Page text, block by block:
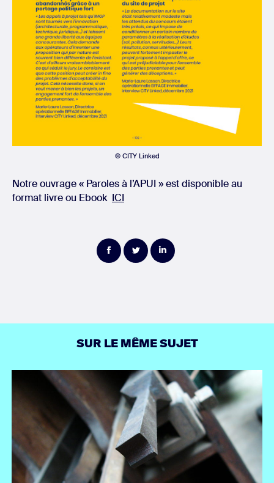
© CITY Linked
Notre ouvrage « Paroles à l’APUI » est disponible au
format livre ou Ebook ICI
PartagerPartagerPartager
SUR LE MÊME SUJET